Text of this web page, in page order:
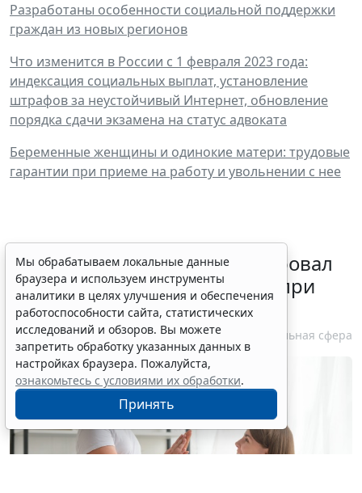
Разработаны особенности социальной поддержки
граждан из новых регионов
Что изменится в России с 1 февраля 2023 года:
индексация социальных выплат, установление
штрафов за неустойчивый Интернет, обновление
порядка сдачи экзамена на статус адвоката
Беременные женщины и одинокие матери: трудовые
гарантии при приеме на работу и увольнении с нее
Минздрав России актуализировал
стандарт медпомощи детям при
болезни Гоше
7 августа 2026 15:34 Социальная сфера
Мы обрабатываем локальные данные
браузера и используем инструменты
аналитики в целях улучшения и обеспечения
работоспособности сайта, статистических
исследований и обзоров. Вы можете
запретить обработку указанных данных в
настройках браузера. Пожалуйста,
ознакомьтесь с условиями их обработки.
Принять